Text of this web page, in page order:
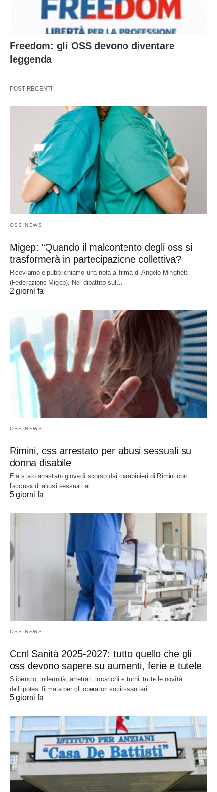
Freedom: gli OSS devono diventare
leggenda
POST RECENTI
OSS NEWS
Migep: “Quando il malcontento degli oss si
trasformerà in partecipazione collettiva?
Riceviamo e pubblichiamo una nota a firma di Angelo Minghetti
(Federazione Migep). Nel dibattito sul…
2 giorni fa
OSS NEWS
Rimini, oss arrestato per abusi sessuali su
donna disabile
Era stato arrestato giovedì scorso dai carabinieri di Rimini con
l'accusa di abusi sessuali ai…
5 giorni fa
OSS NEWS
Ccnl Sanità 2025-2027: tutto quello che gli
oss devono sapere su aumenti, ferie e tutele
Stipendio, indennità, arretrati, incarichi e turni: tutte le novità
dell’ipotesi firmata per gli operatori socio-sanitari.…
5 giorni fa